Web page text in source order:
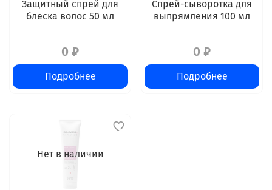
Защитный спрей для
блеска волос 50 мл
0 ₽
Подробнее
Спрей-сыворотка для
выпрямления 100 мл
0 ₽
Подробнее
Нет в наличии